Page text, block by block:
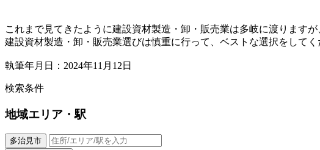
これまで見てきたように建設資材製造・卸・販売業は多岐に渡ります
建設資材製造・卸・販売業選びは慎重に行って、ベストな選択をしてく
執筆年月日：2024年11月12日
検索条件
地域エリア・駅
多治見市